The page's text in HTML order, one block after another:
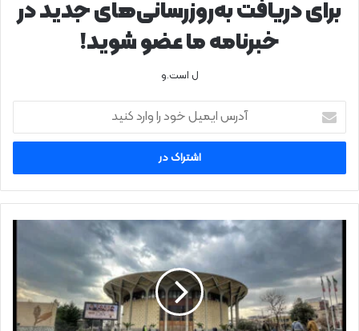
برای دریافت به‌روزرسانی‌های جدید در
خبرنامه ما عضو شوید!
ل است.و
ایمیل
خود
وارد
کنید
تئاترها
یکشنبه
تعطیل
هستند